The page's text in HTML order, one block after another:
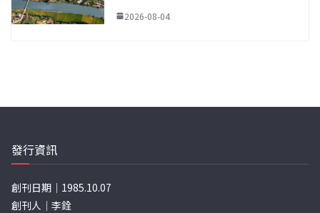
2026-08-04
發行資訊
創刊日期｜1985.10.07
創刊人｜李銓